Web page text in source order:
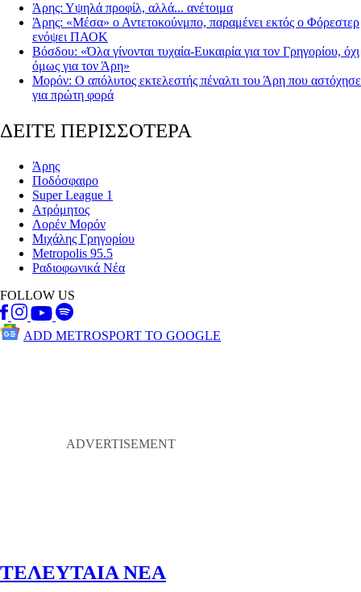
Άρης: Υψηλά προφίλ, αλλά... ανέτοιμα
Άρης: «Μέσα» ο Αντετοκούνμπο, παραμένει εκτός ο Φόρεστερ
ενόψει ΠΑΟΚ
Βόσδου: «Όλα γίνονται τυχαία-Ευκαιρία για τον Γρηγορίου, όχι
όμως για τον Άρη»
Μορόν: Ο απόλυτος εκτελεστής πέναλτι του Άρη που αστόχησε
για πρώτη φορά
ΔΕΙΤΕ ΠΕΡΙΣΣΟΤΕΡΑ
Άρης
Ποδόσφαιρο
Super League 1
Ατρόμητος
Λορέν Μορόν
Μιχάλης Γρηγορίου
Metropolis 95.5
Ραδιοφωνικά Νέα
FOLLOW US
ADD METROSPORT TO GOOGLE
ΤΕΛΕΥΤΑΙΑ ΝΕΑ